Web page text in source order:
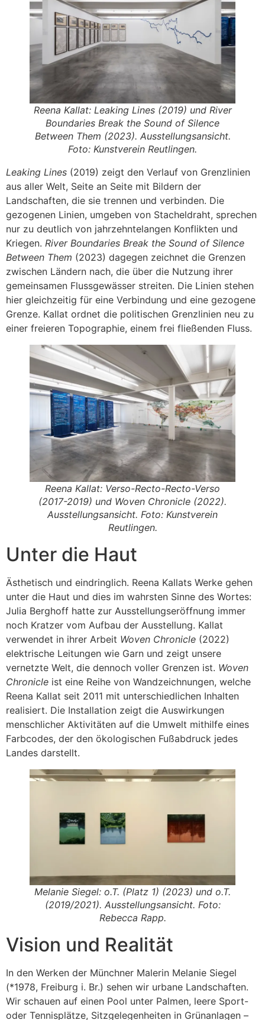
Reena Kallat: Leaking Lines(2019) und River
Boundaries Break the Sound of Silence
Between Them (2023). Ausstellungsansicht.
Foto: Kunstverein Reutlingen.
Leaking Lines (2019) zeigt den Verlauf von Grenzlinien
aus aller Welt, Seite an Seite mit Bildern der
Landschaften, die sie trennen und verbinden. Die
gezogenen Linien, umgeben von Stacheldraht, sprechen
nur zu deutlich von jahrzehntelangen Konflikten und
Kriegen. River Boundaries Break the Sound of Silence
Between Them (2023) dagegen zeichnet die Grenzen
zwischen Ländern nach, die über die Nutzung ihrer
gemeinsamen Flussgewässer streiten. Die Linien stehen
hier gleichzeitig für eine Verbindung und eine gezogene
Grenze. Kallat ordnet die politischen Grenzlinien neu zu
einer freieren Topographie, einem frei fließenden Fluss.
Reena Kallat: Verso-Recto-Recto-Verso
(2017-2019) und Woven Chronicle (2022).
Ausstellungsansicht. Foto: Kunstverein
Reutlingen.
Unter die Haut
Ästhetisch und eindringlich. Reena Kallats Werke gehen
unter die Haut und dies im wahrsten Sinne des Wortes:
Julia Berghoff hatte zur Ausstellungseröffnung immer
noch Kratzer vom Aufbau der Ausstellung. Kallat
verwendet in ihrer Arbeit Woven Chronicle (2022)
elektrische Leitungen wie Garn und zeigt unsere
vernetzte Welt, die dennoch voller Grenzen ist. Woven
Chronicle ist eine Reihe von Wandzeichnungen, welche
Reena Kallat seit 2011 mit unterschiedlichen Inhalten
realisiert. Die Installation zeigt die Auswirkungen
menschlicher Aktivitäten auf die Umwelt mithilfe eines
Farbcodes, der den ökologischen Fußabdruck jedes
Landes darstellt.
Melanie Siegel: o.T. (Platz 1) (2023) und o.T.
(2019/2021). Ausstellungsansicht. Foto:
Rebecca Rapp.
Vision und Realität
In den Werken der Münchner Malerin Melanie Siegel
(*1978, Freiburg i. Br.) sehen wir urbane Landschaften.
Wir schauen auf einen Pool unter Palmen, leere Sport-
oder Tennisplätze, Sitzgelegenheiten in Grünanlagen –